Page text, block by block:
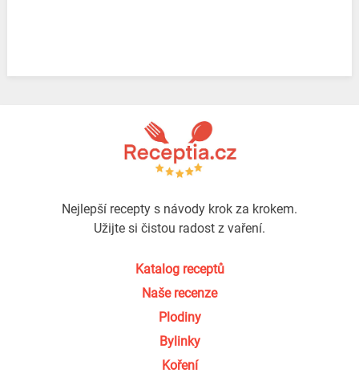
Nejlepší recepty s návody krok za krokem.
Užijte si čistou radost z vaření.
Katalog receptů
Naše recenze
Plodiny
Bylinky
Koření